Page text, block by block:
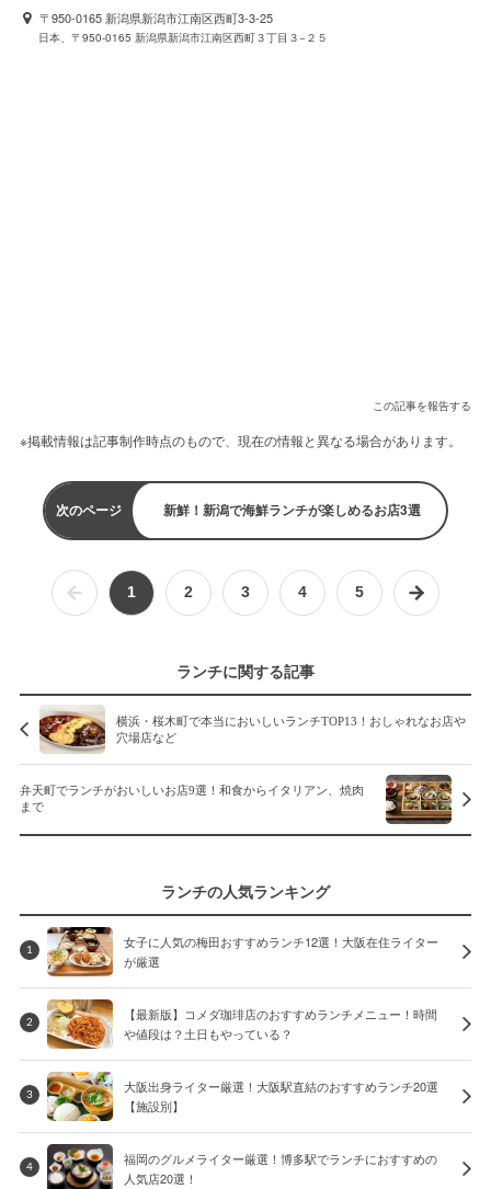
〒950-0165 新潟県新潟市江南区西町3-3-25
日本、〒950-0165 新潟県新潟市江南区西町３丁目３−２５
この記事を報告する
※掲載情報は記事制作時点のもので、現在の情報と異なる場合があります。
次のページ 新鮮！新潟で海鮮ランチが楽しめるお店3選
1 2 3 4 5
ランチに関する記事
横浜・桜木町で本当においしいランチTOP13！おしゃれなお店や
穴場店など
弁天町でランチがおいしいお店9選！和食からイタリアン、焼肉
まで
ランチの人気ランキング
1
女子に人気の梅田おすすめランチ12選！大阪在住ライター
が厳選
2
【最新版】コメダ珈琲店のおすすめランチメニュー！時間
や値段は？土日もやっている？
3
大阪出身ライター厳選！大阪駅直結のおすすめランチ20選
【施設別】
4
福岡のグルメライター厳選！博多駅でランチにおすすめの
人気店20選！